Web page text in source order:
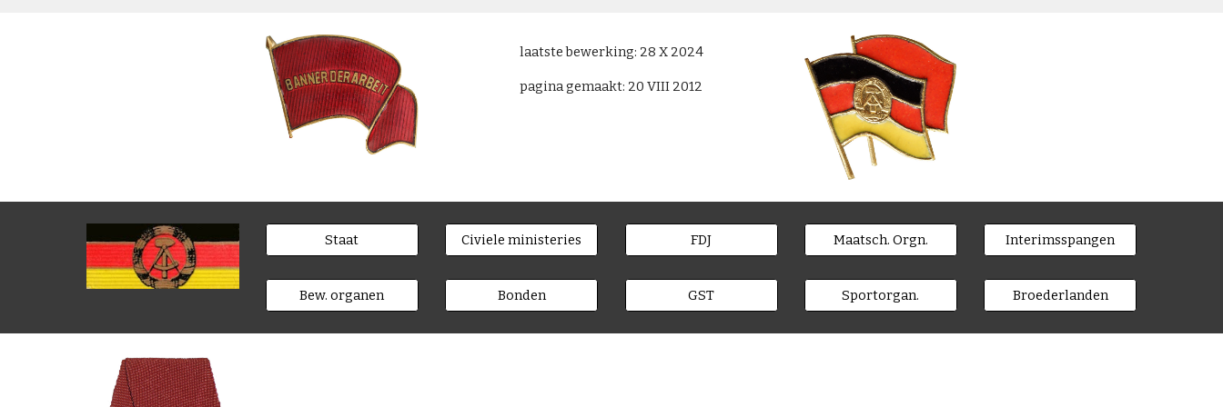
laatste bewerking: 28 X 2024
pagina gemaakt: 20 VIII 2012
Staat
Bew. organen
Civiele ministeries
Bonden
FDJ
GST
Maatsch. Orgn.
Sportorgan.
Interimsspangen
Broederlanden